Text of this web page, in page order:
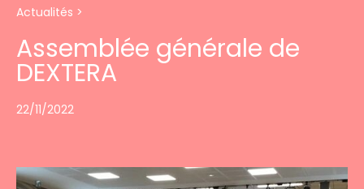
Actualités >
Assemblée générale de
DEXTERA
22/11/2022